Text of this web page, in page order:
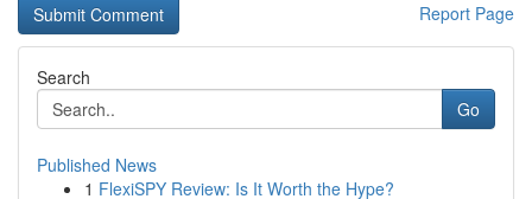
Report Page
Search
Go
Published News
1 FlexiSPY Review: Is It Worth the Hype?